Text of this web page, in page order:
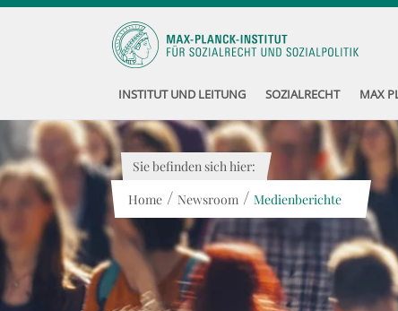
INSTITUT UND LEITUNG SOZIALRECHT MAX
Sie befinden sich hier:
Home / Newsroom / Medienberichte